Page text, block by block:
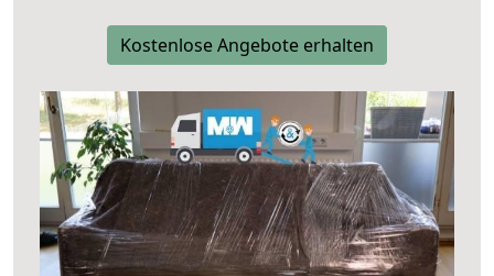
Kostenlose Angebote erhalten